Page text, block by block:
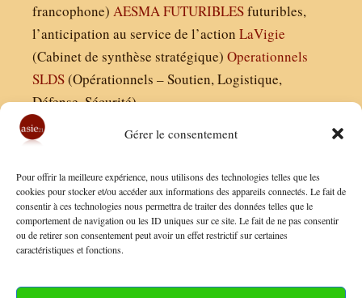
Gérer le consentement
Pour offrir la meilleure expérience, nous utilisons des technologies telles que les
cookies pour stocker et/ou accéder aux informations des appareils connectés. Le fait de
consentir à ces technologies nous permettra de traiter des données telles que le
comportement de navigation ou les ID uniques sur ce site. Le fait de ne pas consentir
ou de retirer son consentement peut avoir un effet restrictif sur certaines
caractéristiques et fonctions.
francophone) AESMA FUTURIBLESfuturibles,
l’anticipation au service de l’action LaVigie
(Cabinet de synthèse stratégique) Operationnels
SLDS(Opérationnels – Soutien, Logistique,
Défense, Sécurité)
Finaldées EURL
Siège social : 13 avenue Boudon, 75016, Paris
Nous contacter